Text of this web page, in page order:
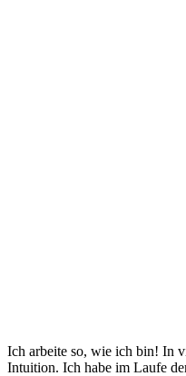
Ich arbeite so, wie ich bin! In
Intuition. Ich habe im Laufe